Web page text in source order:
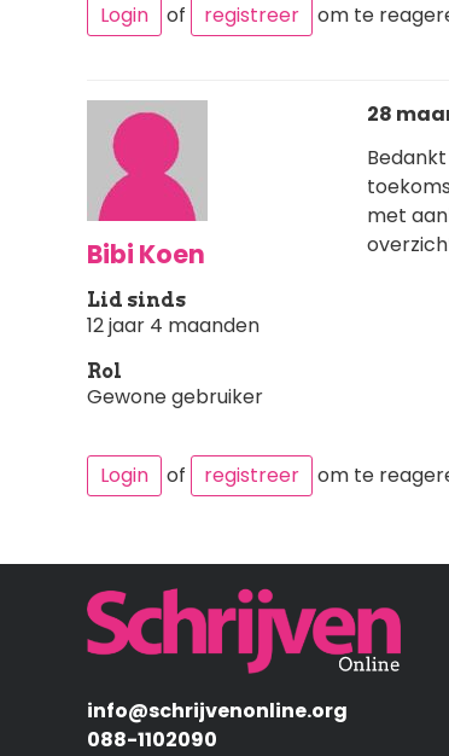
Login of registreer om te
Bibi Koen
Lid sinds
12 jaar 4 maanden
Rol
Gewone gebruiker
28
met
Login of registreer om te
Afbeelding
info@schrijvenonline.org
088-1102090